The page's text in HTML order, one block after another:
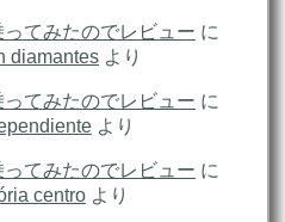
てみたのでレビュー に
diamantesより
てみたのでレビュー に
より
てみたのでレビュー に
centroより